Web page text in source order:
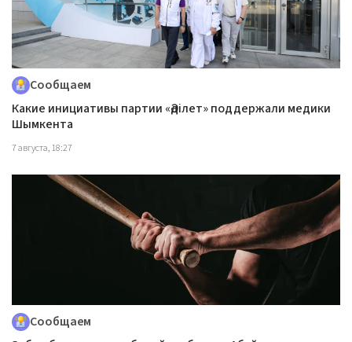
Сообщаем
Какие инициативы партии «Әділет» поддержали медики
Шымкента
7 августа, 18:27
Сообщаем